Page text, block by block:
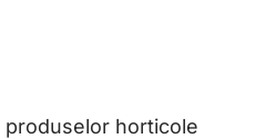
horticole